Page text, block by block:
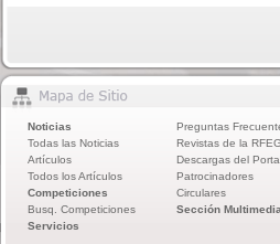
Noticias
Todas las Noticias
Artículos
Todos los Artículos
Competiciones
Busq. Competiciones
Servicios
Preguntas
Revistas de la RFEG
Descargas del
Patrocinadores
Circulares
Sección Multimedia